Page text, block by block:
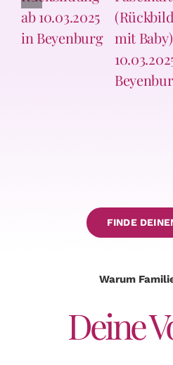
mit Baby) ab
10.03.2025 in
Beyenburg
Warum
Deine